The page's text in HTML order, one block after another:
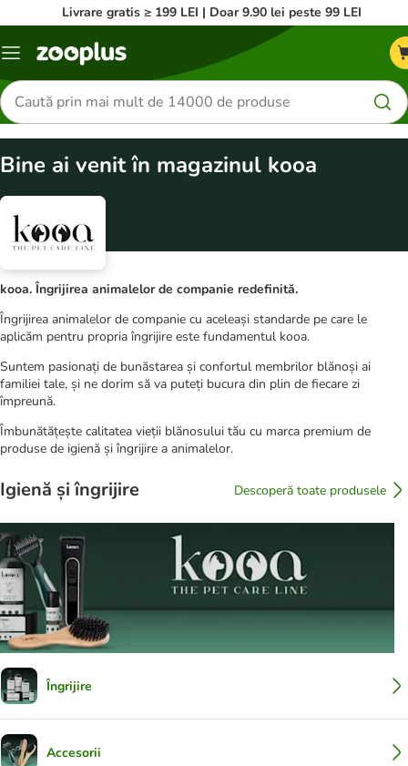
Livrare gratis ≥ 199 LEI | Doar 9.90 lei peste 99 LEI
Categorii
Căutare
produse
Bine ai venit în magazinul kooa
kooa. Îngrijirea animalelor de companie redefinită.
Îngrijirea animalelor de companie cu aceleași standarde pe care le
aplicăm pentru propria îngrijire este fundamentul kooa.
Suntem pasionați de bunăstarea și confortul membrilor blănoși ai
familiei tale, și ne dorim să va puteți bucura din plin de fiecare zi
împreună.
Îmbunătățește calitatea vieții blănosului tău cu marca premium de
produse de igienă și îngrijire a animalelor.
Igienă și îngrijire Descoperă toate produsele
Îngrijire
Accesorii